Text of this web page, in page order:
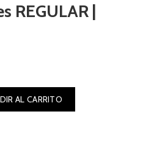
REGULAR |
AL CARRITO